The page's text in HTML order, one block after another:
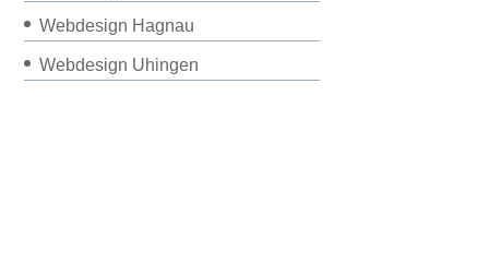
Webdesign Hagnau
Webdesign Uhingen